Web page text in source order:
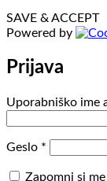
SAVE & ACCEPT
Powered by
Prijava
Uporabniško ime
Geslo *
Zapomni si me